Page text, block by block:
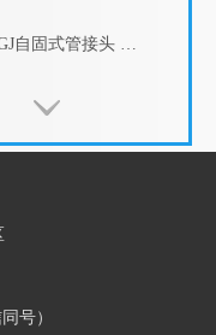
JSF-DGJ自固式管接头 卡簧式管接头
号）